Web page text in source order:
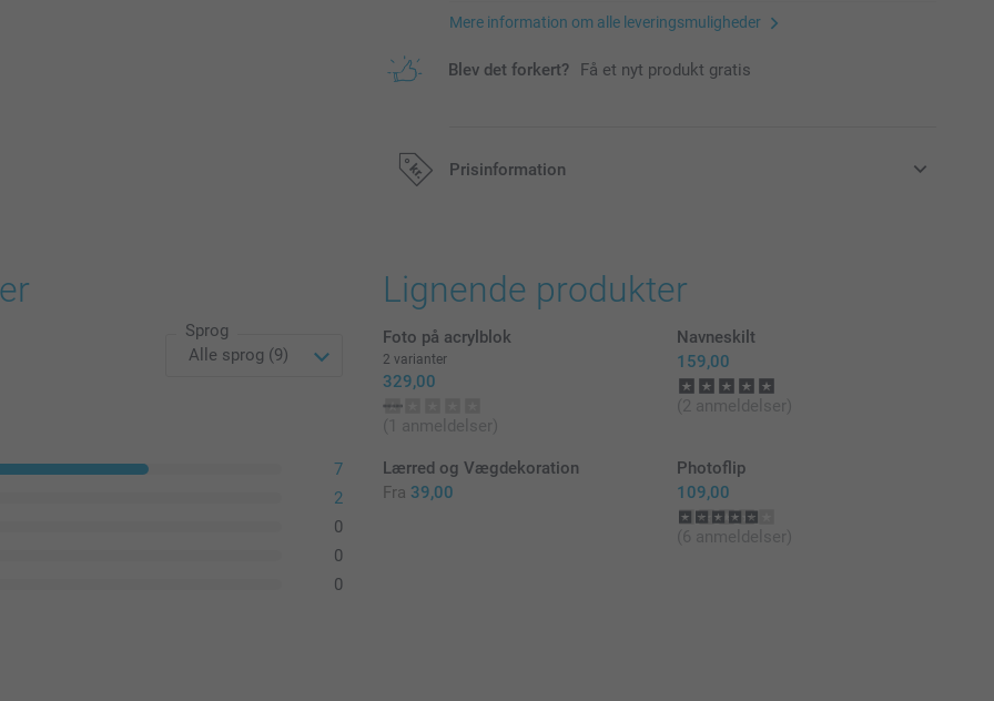
Mere information om alle leveringsmuligheder
Blev det forkert? Få et nyt produkt gratis
Prisinformation
Sprog
7
2
0
0
0
Lignende produkter
Foto på acrylblok
2 varianter
329,00
(1 anmeldelser)
Navneskilt
159,00
(2 anmeldelser)
Lærred og Vægdekoration
Fra 39,00
Photoflip
109,00
(6 anmeldelser)